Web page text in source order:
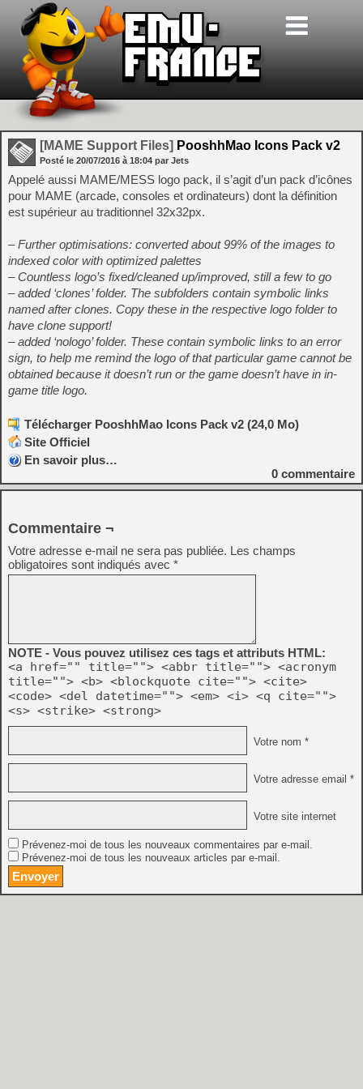
[MAME Support Files] PooshhMao Icons Pack v2
Posté le 20/07/2016 à 18:04 par Jets
Appelé aussi MAME/MESS logo pack, il s’agit d’un pack d’icônes
pour MAME (arcade, consoles et ordinateurs) dont la définition
est supérieur au traditionnel 32x32px.
– Further optimisations: converted about 99% of the images to
indexed color with optimized palettes
– Countless logo’s fixed/cleaned up/improved, still a few to go
– added ‘clones’ folder. The subfolders contain symbolic links
named after clones. Copy these in the respective logo folder to
have clone support!
– added ‘nologo’ folder. These contain symbolic links to an error
sign, to help me remind the logo of that particular game cannot be
obtained because it doesn’t run or the game doesn’t have in in-
game title logo.
Télécharger PooshhMao Icons Pack v2 (24,0 Mo)
Site Officiel
En savoir plus…
0 commentaire
Commentaire ¬
Votre adresse e-mail ne sera pas publiée. Les champs
obligatoires sont indiqués avec *
NOTE - Vous pouvez utilisez ces tags et attributs HTML:
<a href="" title=""> <abbr title=""> <acronym
title=""> <b> <blockquote cite=""> <cite>
<code> <del datetime=""> <em> <i> <q cite="">
<s> <strike> <strong>
Votre nom *
Votre adresse email *
Votre site internet
Prévenez-moi de tous les nouveaux commentaires par e-mail.
Prévenez-moi de tous les nouveaux articles par e-mail.